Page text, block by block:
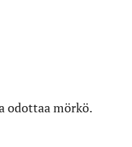
odottaa mörkö.